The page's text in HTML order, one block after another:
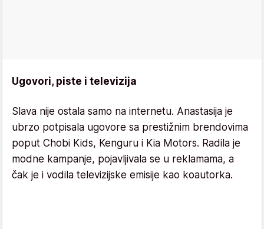
Ugovori, piste i televizija
Slava nije ostala samo na internetu. Anastasija je
ubrzo potpisala ugovore sa prestižnim brendovima
poput Chobi Kids, Kenguru i Kia Motors. Radila je
modne kampanje, pojavljivala se u reklamama, a
čak je i vodila televizijske emisije kao koautorka.